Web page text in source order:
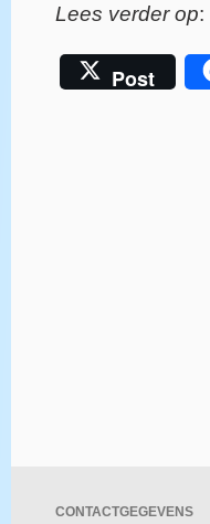
Lees verder op:
Post
CONTACTGEGEVENS